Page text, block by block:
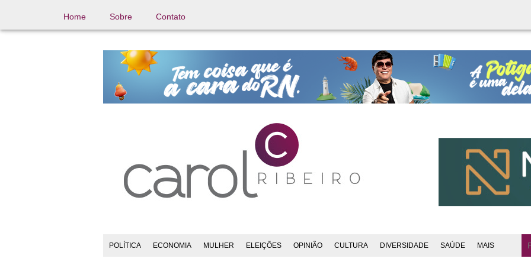
Home Sobre Contato
POLÍTICA ECONOMIA MULHER ELEIÇÕES OPINIÃO CULTURA DIVERSIDADE SAÚDE MAIS